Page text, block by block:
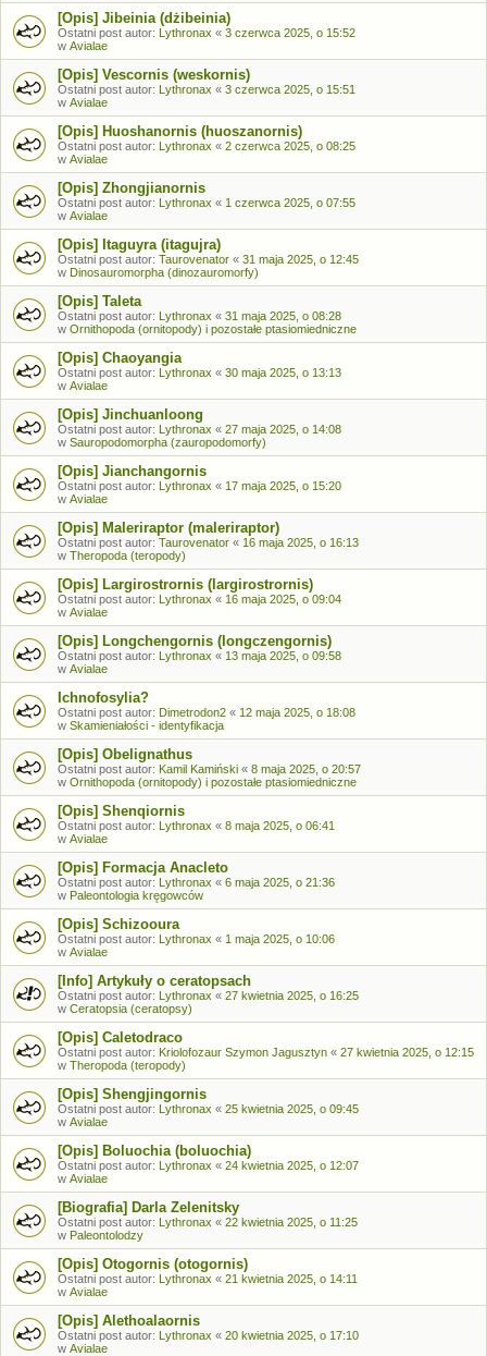
[Opis] Jibeinia (dżibeinia)
Ostatni post autor: Lythronax « 3 czerwca 2025, o 15:52
w Avialae
[Opis] Vescornis (weskornis)
Ostatni post autor: Lythronax « 3 czerwca 2025, o 15:51
w Avialae
[Opis] Huoshanornis (huoszanornis)
Ostatni post autor: Lythronax « 2 czerwca 2025, o 08:25
w Avialae
[Opis] Zhongjianornis
Ostatni post autor: Lythronax « 1 czerwca 2025, o 07:55
w Avialae
[Opis] Itaguyra (itagujra)
Ostatni post autor: Taurovenator « 31 maja 2025, o 12:45
w Dinosauromorpha (dinozauromorfy)
[Opis] Taleta
Ostatni post autor: Lythronax « 31 maja 2025, o 08:28
w Ornithopoda (ornitopody) i pozostałe ptasiomiedniczne
[Opis] Chaoyangia
Ostatni post autor: Lythronax « 30 maja 2025, o 13:13
w Avialae
[Opis] Jinchuanloong
Ostatni post autor: Lythronax « 27 maja 2025, o 14:08
w Sauropodomorpha (zauropodomorfy)
[Opis] Jianchangornis
Ostatni post autor: Lythronax « 17 maja 2025, o 15:20
w Avialae
[Opis] Maleriraptor (maleriraptor)
Ostatni post autor: Taurovenator « 16 maja 2025, o 16:13
w Theropoda (teropody)
[Opis] Largirostrornis (largirostrornis)
Ostatni post autor: Lythronax « 16 maja 2025, o 09:04
w Avialae
[Opis] Longchengornis (longczengornis)
Ostatni post autor: Lythronax « 13 maja 2025, o 09:58
w Avialae
Ichnofosylia?
Ostatni post autor: Dimetrodon2 « 12 maja 2025, o 18:08
w Skamieniałości - identyfikacja
[Opis] Obelignathus
Ostatni post autor: Kamil Kamiński « 8 maja 2025, o 20:57
w Ornithopoda (ornitopody) i pozostałe ptasiomiedniczne
[Opis] Shenqiornis
Ostatni post autor: Lythronax « 8 maja 2025, o 06:41
w Avialae
[Opis] Formacja Anacleto
Ostatni post autor: Lythronax « 6 maja 2025, o 21:36
w Paleontologia kręgowców
[Opis] Schizooura
Ostatni post autor: Lythronax « 1 maja 2025, o 10:06
w Avialae
[Info] Artykuły o ceratopsach
Ostatni post autor: Lythronax « 27 kwietnia 2025, o 16:25
w Ceratopsia (ceratopsy)
[Opis] Caletodraco
Ostatni post autor: Kriolofozaur Szymon Jagusztyn « 27 kwietnia 2025, o 12:15
w Theropoda (teropody)
[Opis] Shengjingornis
Ostatni post autor: Lythronax « 25 kwietnia 2025, o 09:45
w Avialae
[Opis] Boluochia (boluochia)
Ostatni post autor: Lythronax « 24 kwietnia 2025, o 12:07
w Avialae
[Biografia] Darla Zelenitsky
Ostatni post autor: Lythronax « 22 kwietnia 2025, o 11:25
w Paleontolodzy
[Opis] Otogornis (otogornis)
Ostatni post autor: Lythronax « 21 kwietnia 2025, o 14:11
w Avialae
[Opis] Alethoalaornis
Ostatni post autor: Lythronax « 20 kwietnia 2025, o 17:10
w Avialae